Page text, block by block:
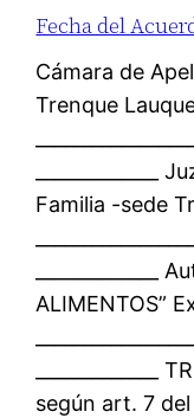
Fecha del
Cámara de
Trenque
Familia -sede
_____________
ALIMENTOS”
según art. 7